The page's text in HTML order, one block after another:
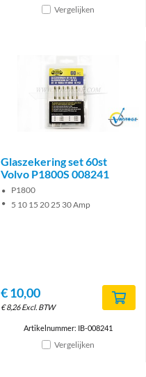
Vergelijken
Brand
Glaszekering set 60st
Volvo P1800S 008241
P1800
5 10 15 20 25 30 Amp
€10,00
€8,26 Excl. BTW
Artikelnummer: IB-008241
Vergelijken